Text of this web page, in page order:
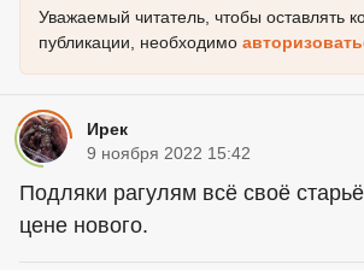
Уважаемый читатель, чтобы оставлять
публикации, необходимо
Ирек
9 ноября 2022 15:42
Подляки рагулям всё своё
цене нового.